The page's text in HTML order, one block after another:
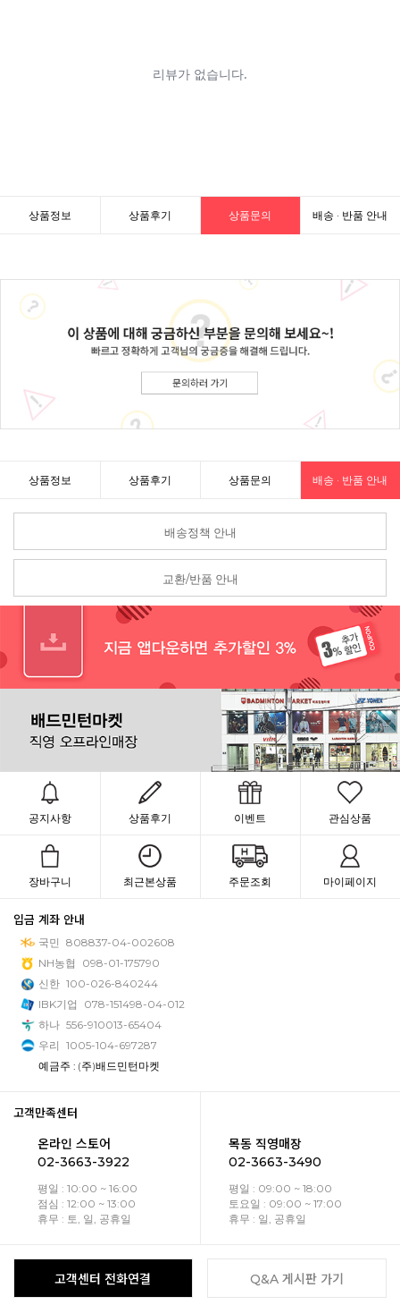
상품정보 상품후기 상품문의 배송 · 반품 안내
상품정보 상품후기 상품문의 배송 · 반품 안내
배송정책 안내
교환/반품 안내
공지사항 상품후기 이벤트 관심상품
장바구니 최근본상품 주문조회 마이페이지
입금 계좌 안내
국민 808837-04-002608
NH농협
098-01-175790
신한 100-026-840244
IBK기업
078-151498-04-012
하나 556-910013-65404
우리 1005-104-697287
예금주 : (주)배드민턴마켓
고객만족센터
온라인 스토어
02-3663-3922
평일 : 10:00 ~ 16:00
점심 : 12:00 ~ 13:00
휴무 : 토, 일, 공휴일
목동 직영매장
02-3663-3490
평일 : 09:00 ~ 18:00
토요일 : 09:00 ~ 17:00
휴무 : 일, 공휴일
고객센터 전화연결 Q&A 게시판 가기